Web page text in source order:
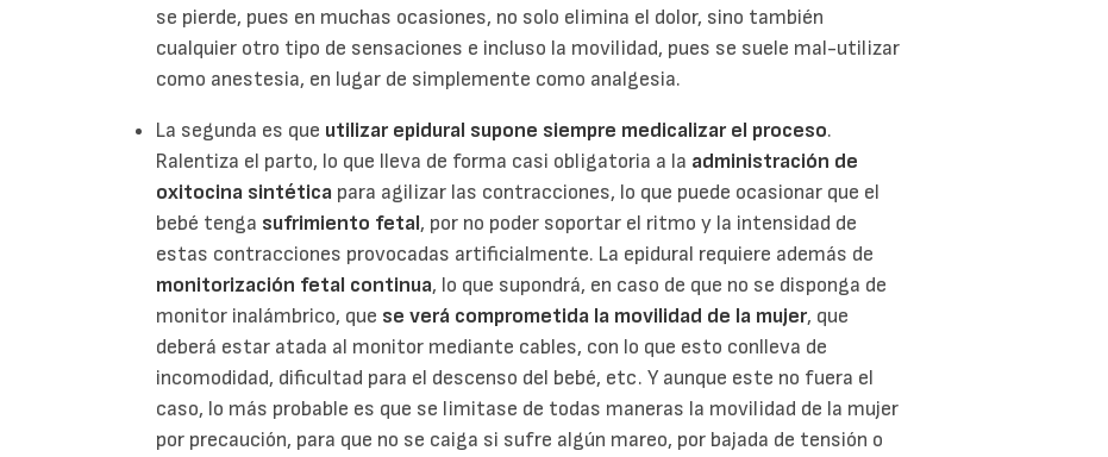
se pierde, pues en muchas ocasiones, no solo elimina el dolor, sino también
cualquier otro tipo de sensaciones e incluso la movilidad, pues se suele mal-utilizar
como anestesia, en lugar de simplemente como analgesia.
La segunda es que utilizar epidural supone siempre medicalizar el proceso.
Ralentiza el parto, lo que lleva de forma casi obligatoria a la administración de
oxitocina sintética para agilizar las contracciones, lo que puede ocasionar que el
bebé tenga sufrimiento fetal, por no poder soportar el ritmo y la intensidad de
estas contracciones provocadas artificialmente. La epidural requiere además de
monitorización fetal continua, lo que supondrá, en caso de que no se disponga de
monitor inalámbrico, que se verá comprometida la movilidad de la mujer, que
deberá estar atada al monitor mediante cables, con lo que esto conlleva de
incomodidad, dificultad para el descenso del bebé, etc. Y aunque este no fuera el
caso, lo más probable es que se limitase de todas maneras la movilidad de la mujer
por precaución, para que no se caiga si sufre algún mareo, por bajada de tensión o